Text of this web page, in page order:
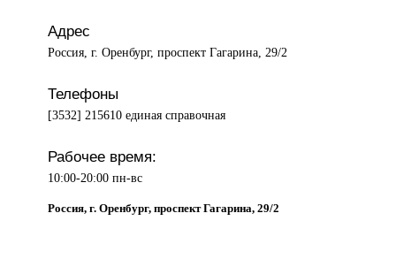
Адрес
Россия, г. Оренбург, проспект Гагарина, 29/2
Телефоны
[3532] 215610 единая справочная
Рабочее время:
10:00-20:00 пн-вс
Россия, г. Оренбург, проспект Гагарина, 29/2